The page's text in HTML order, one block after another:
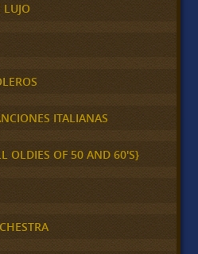
ITALIANAS
OLDIES OF 50 AND 60'S}